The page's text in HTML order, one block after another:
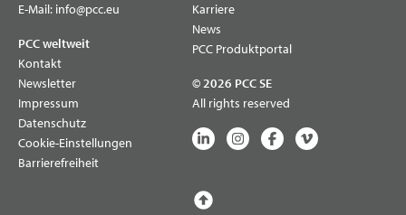
E-Mail: info@pcc.eu
PCC weltweit
Kontakt
Newsletter
Impressum
Datenschutz
Cookie-Einstellungen
Barrierefreiheit
Karriere
News
PCC Produktportal
© 2026 PCC SE
All rights reserved